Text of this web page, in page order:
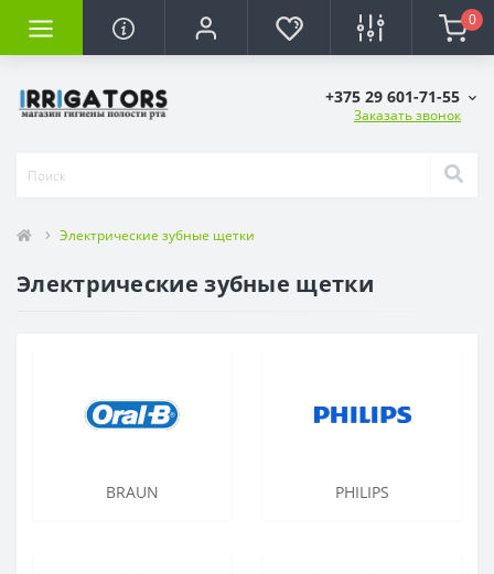
0
+375 29 601-71-55
Заказать звонок
Электрические зубные щетки
Электрические зубные щетки
BRAUN PHILIPS